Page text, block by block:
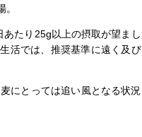
たり25g以上の摂取が望まし
活では、推奨基準に遠く及び
にとっては追い風となる状況